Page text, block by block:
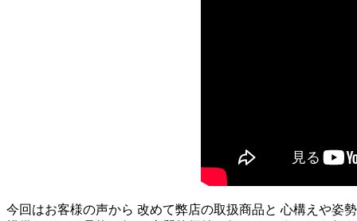
今回はお客様の声から 改めて弊店の取扱商品と 心構えや姿